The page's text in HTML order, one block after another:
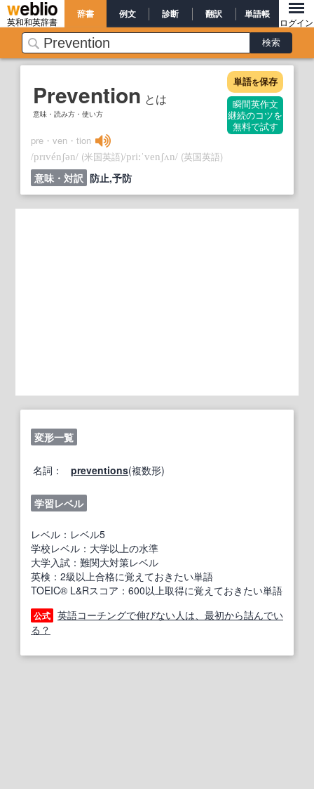
英和和英辞書
辞書 例文 診断 翻訳 単語帳
ログイン
Prevention とは
意味・読み方・使い方
単語を保存
瞬間英作文
継続のコツを
無料で試す
pre・ven・tion
/prɪvénʃən/ (米国英語)/pri:ˈvenʃʌn/ (英国英語)
意味・対訳 防止,予防
変形一覧
名詞： preventions(複数形)
学習レベル
レベル：レベル5
学校レベル：大学以上の水準
大学入試：難関大対策レベル
英検：2級以上合格に覚えておきたい単語
TOEIC® L&Rスコア：600以上取得に覚えておきたい単語
公式 英語コーチングで伸びない人は、最初から詰んでい
る？